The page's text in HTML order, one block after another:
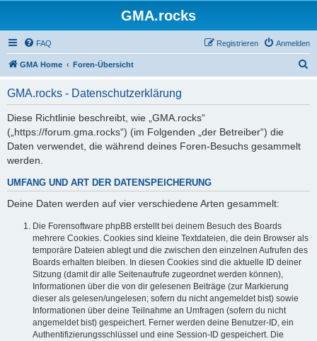
GMA.rocks
FAQ Anmelden
Registrieren
GMA Home Foren-Übersicht
GMA.rocks - Datenschutzerklärung
Diese Richtlinie beschreibt, wie „GMA.rocks“
(„https://forum.gma.rocks“) (im Folgenden „der Betreiber“) die
Daten verwendet, die während deines Foren-Besuchs gesammelt
werden.
UMFANG UND ART DER DATENSPEICHERUNG
Deine Daten werden auf vier verschiedene Arten gesammelt:
Die Forensoftware phpBB erstellt bei deinem Besuch des Boards
mehrere Cookies. Cookies sind kleine Textdateien, die dein Browser als
temporäre Dateien ablegt und die zwischen den einzelnen Aufrufen des
Boards erhalten bleiben. In diesen Cookies sind die aktuelle ID deiner
Sitzung (damit dir alle Seitenaufrufe zugeordnet werden können),
Informationen über die von dir gelesenen Beiträge (zur Markierung
dieser als gelesen/ungelesen; sofern du nicht angemeldet bist) sowie
Informationen über deine Teilnahme an Umfragen (sofern du nicht
angemeldet bist) gespeichert. Ferner werden deine Benutzer-ID, ein
Authentifizierungsschlüssel und eine Session-ID gespeichert. Die